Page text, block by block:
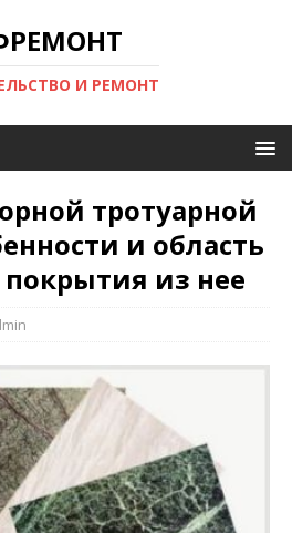
И РЕМОНТ
тротуарной
и область
из нее